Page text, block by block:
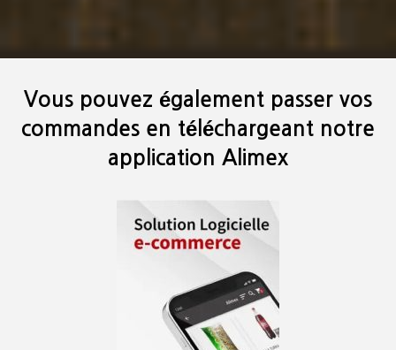
Vous pouvez également passer vos
commandes en téléchargeant notre
application Alimex